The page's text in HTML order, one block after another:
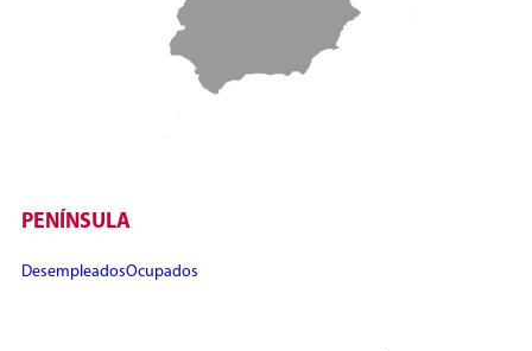
PENÍNSULA
DesempleadosOcupados